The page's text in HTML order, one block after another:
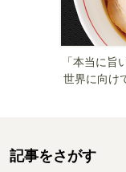
「本当に旨
世界に向け
記事をさがす